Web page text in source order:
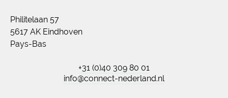
Philitelaan 57
5617 AK Eindhoven
Pays-Bas
+31 (0)40 309 80 01
info@connect-nederland.nl